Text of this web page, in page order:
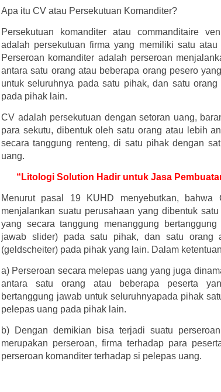
Apa itu CV atau Persekutuan Komanditer?
Persekutuan komanditer atau commanditaire
adalah persekutuan firma yang memiliki satu
Perseroan komanditer adalah perseroan
antara satu orang atau beberapa orang pesero
untuk seluruhnya pada satu pihak, dan satu
pada pihak lain.
CV adalah persekutuan dengan setoran uang,
para sekutu, dibentuk oleh satu orang atau lebih
secara tanggung renteng, di satu pihak dengan
uang.
“Litologi Solution Hadir untuk Jasa
Menurut pasal 19 KUHD menyebutkan,
menjalankan suatu perusahaan yang dibentuk
yang secara tanggung menanggung
jawab slider) pada satu pihak, dan satu orang
(geldscheiter) pada pihak yang lain. Dalam
a) Perseroan secara melepas uang yang juga
antara satu orang atau beberapa peserta
bertanggung jawab untuk seluruhnyapada pihak
pelepas uang pada pihak lain.
b)
Dengan demikian bisa terjadi suatu
merupakan perseroan, firma terhadap para
perseroan komanditer terhadap si pelepas uang.